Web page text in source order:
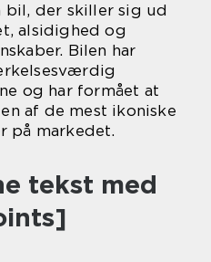
der skiller sig ud
alsidighed og
Bilen har
og har formået at
af de mest ikoniske
på markedet.
tekst med